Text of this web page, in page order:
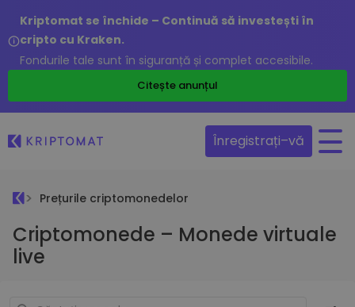
Kriptomat se închide – Continuă să investești în
cripto cu Kraken.
Fondurile tale sunt în siguranță și complet accesibile.
Citește anunțul
Înregistrați–vă
Prețurile criptomonedelor
Criptomonede – Monede virtuale
live